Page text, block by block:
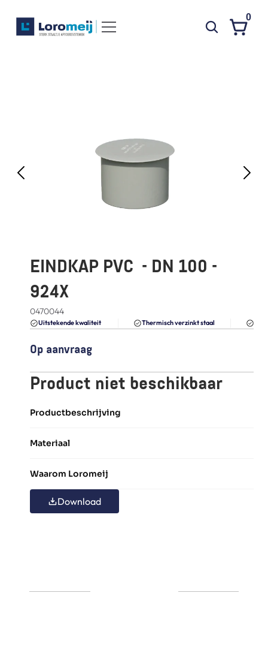
FAQ
Blogs
0
EINDKAP PVC  - DN 100 -
924X
0470044
Uitstekende kwaliteit Thermisch verzinkt staal
Op aanvraag
Product niet beschikbaar
Productbeschrijving
Materiaal
Waarom Loromeij
Download